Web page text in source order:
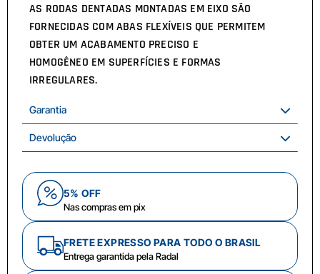
AS RODAS DENTADAS MONTADAS EM EIXO SÃO
FORNECIDAS COM ABAS FLEXÍVEIS QUE PERMITEM
OBTER UM ACABAMENTO PRECISO E
HOMOGÊNEO EM SUPERFÍCIES E FORMAS
IRREGULARES.
Garantia
Devolução
5% OFF
Nas compras em pix
FRETE EXPRESSO PARA TODO O BRASIL
Entrega garantida pela Radal